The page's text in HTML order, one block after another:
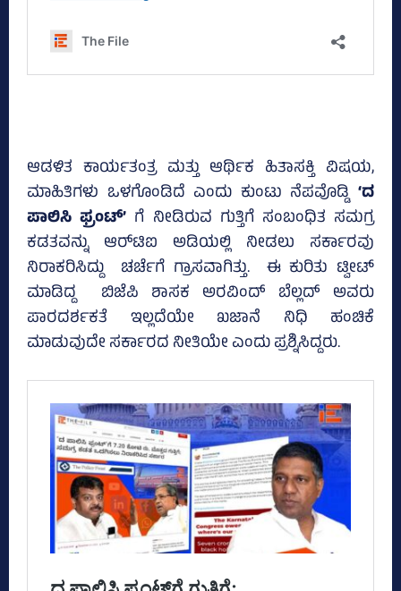
ಆಡಳಿತ ಕಾರ್ಯತಂತ್ರ ಮತ್ತು ಆರ್ಥಿಕ ಹಿತಾಸಕ್ತಿ ವಿಷಯ,
ಮಾಹಿತಿಗಳು ಒಳಗೊಂಡಿದೆ ಎಂದು ಕುಂಟು ನೆಪವೊಡ್ಡಿ ‘ದ
ಪಾಲಿಸಿ ಫ್ರಂಟ್‌’ ಗೆ ನೀಡಿರುವ ಗುತ್ತಿಗೆ ಸಂಬಂಧಿತ ಸಮಗ್ರ
ಕಡತವನ್ನು ಆರ್‌ಟಿಐ ಅಡಿಯಲ್ಲಿ ನೀಡಲು ಸರ್ಕಾರವು
ನಿರಾಕರಿಸಿದ್ದು ಚರ್ಚೆಗೆ ಗ್ರಾಸವಾಗಿತ್ತು. ಈ ಕುರಿತು ಟ್ವೀಟ್‌
ಮಾಡಿದ್ದ ಬಿಜೆಪಿ ಶಾಸಕ ಅರವಿಂದ್‌ ಬೆಲ್ಲದ್‌ ಅವರು
ಪಾರದರ್ಶಕತೆ ಇಲ್ಲದೆಯೇ ಖಜಾನೆ ನಿಧಿ ಹಂಚಿಕೆ
ಮಾಡುವುದೇ ಸರ್ಕಾರದ ನೀತಿಯೇ ಎಂದು ಪ್ರಶ್ನಿಸಿದ್ದರು.